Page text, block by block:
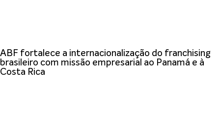
ABF fortalece a internacionalização do franchising
brasileiro com missão empresarial ao Panamá e à
Costa Rica